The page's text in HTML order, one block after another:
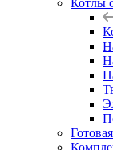
Котлы